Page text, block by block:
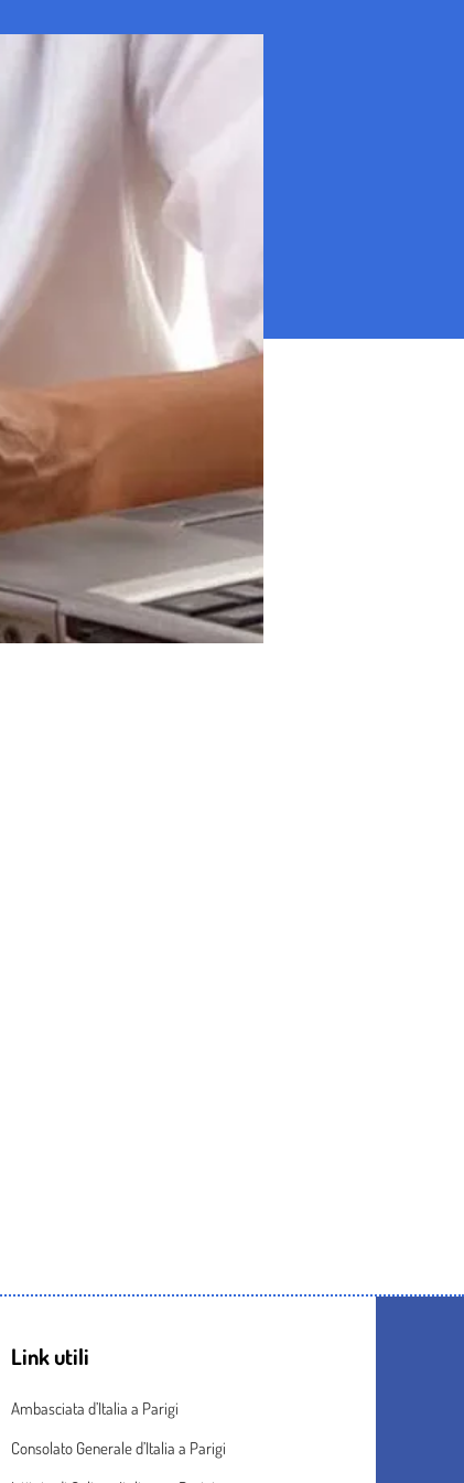
Link utili
Ambasciata d’Italia a Parigi
Consolato Generale d’Italia a Parigi